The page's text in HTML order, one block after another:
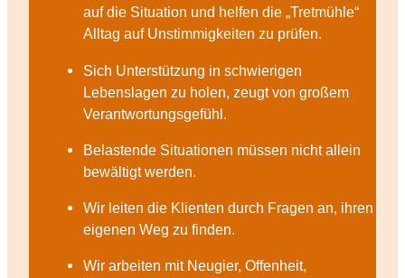
auf die Situation und helfen die „Tretmühle“
Alltag auf Unstimmigkeiten zu prüfen.
Sich Unterstützung in schwierigen
Lebenslagen zu holen, zeugt von großem
Verantwortungsgefühl.
Belastende Situationen müssen nicht allein
bewältigt werden.
Wir leiten die Klienten durch Fragen an, ihren
eigenen Weg zu finden.
Wir arbeiten mit Neugier, Offenheit,